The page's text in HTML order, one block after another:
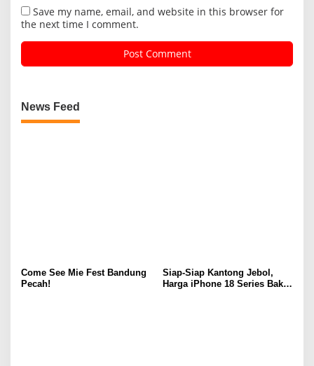
Save my name, email, and website in this browser for
the next time I comment.
News Feed
Come See Mie Fest Bandung
Pecah!
Siap-Siap Kantong Jebol,
Harga iPhone 18 Series Bakal